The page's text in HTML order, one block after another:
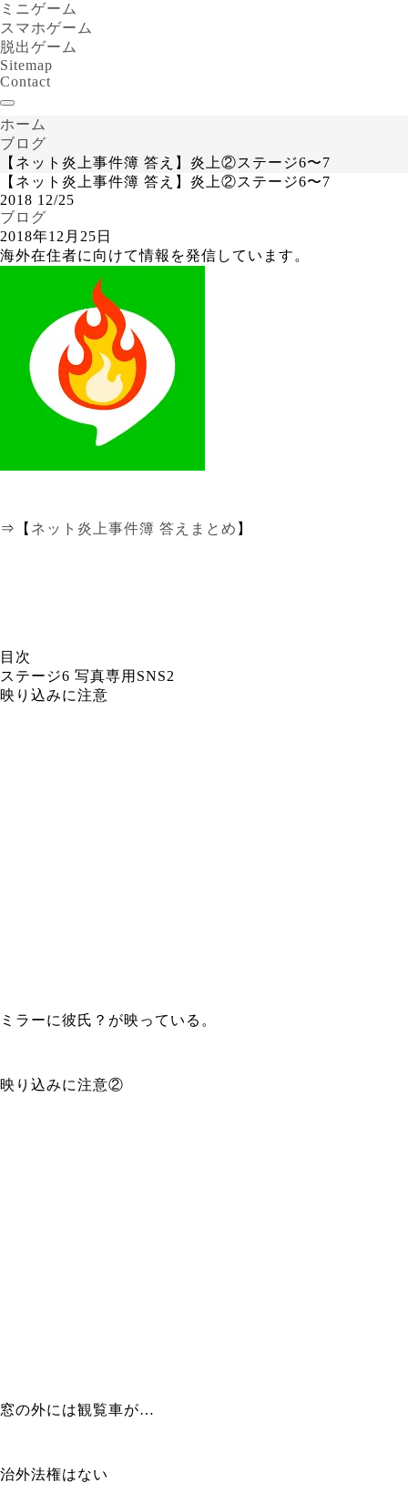
ミニゲーム
スマホゲーム
脱出ゲーム
Sitemap
Contact
ホーム
ブログ
【ネット炎上事件簿 答え】炎上②ステージ6〜7
【ネット炎上事件簿 答え】炎上②ステージ6〜7
2018 12/25
ブログ
2018年12月25日
海外在住者に向けて情報を発信しています。
⇒【 ネット炎上事件簿 答えまとめ 】
目次
ステージ6 写真専用SNS2
映り込みに注意
ミラーに彼氏？が映っている。
映り込みに注意②
窓の外には観覧車が…
治外法権はない